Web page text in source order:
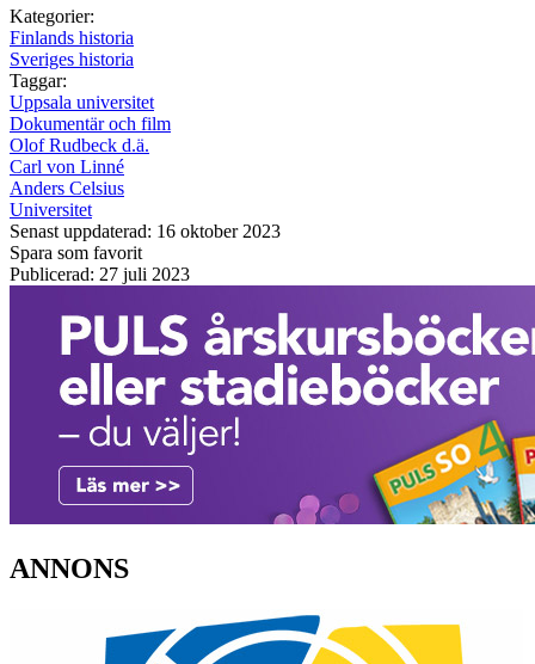
Kategorier:
Finlands historia
Sveriges historia
Taggar:
Uppsala universitet
Dokumentär och film
Olof Rudbeck d.ä.
Carl von Linné
Anders Celsius
Universitet
Senast uppdaterad: 16 oktober 2023
Spara som favorit
Publicerad: 27 juli 2023
ANNONS